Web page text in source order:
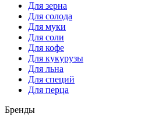
Для зерна
Для солода
Для муки
Для соли
Для кофе
Для кукурузы
Для льна
Для специй
Для перца
Бренды